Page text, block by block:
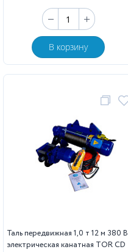
В корзину
Таль передвижная 1,0 т 12 м 380 В
электрическая канатная TOR CD